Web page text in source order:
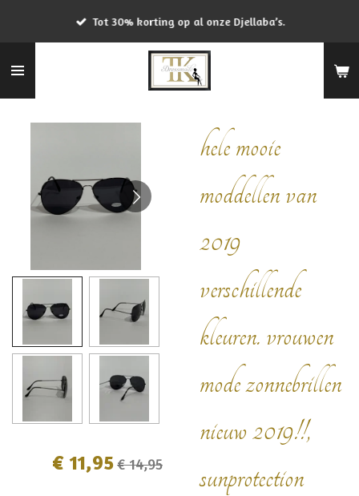
de
Tot 30% korting op al onze Djellaba’s.
hele mooie
moddellen van
2019
verschillende
kleuren. vrouwen
mode zonnebrillen
nieuw 2019!!,
sunprotection
€ 11,95€ 14,95